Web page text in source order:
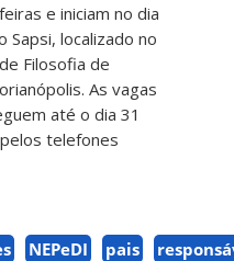
e iniciam no dia
Sapsi, localizado no
Filosofia de
As vagas
até o dia 31
telefones
NEPeDI pais